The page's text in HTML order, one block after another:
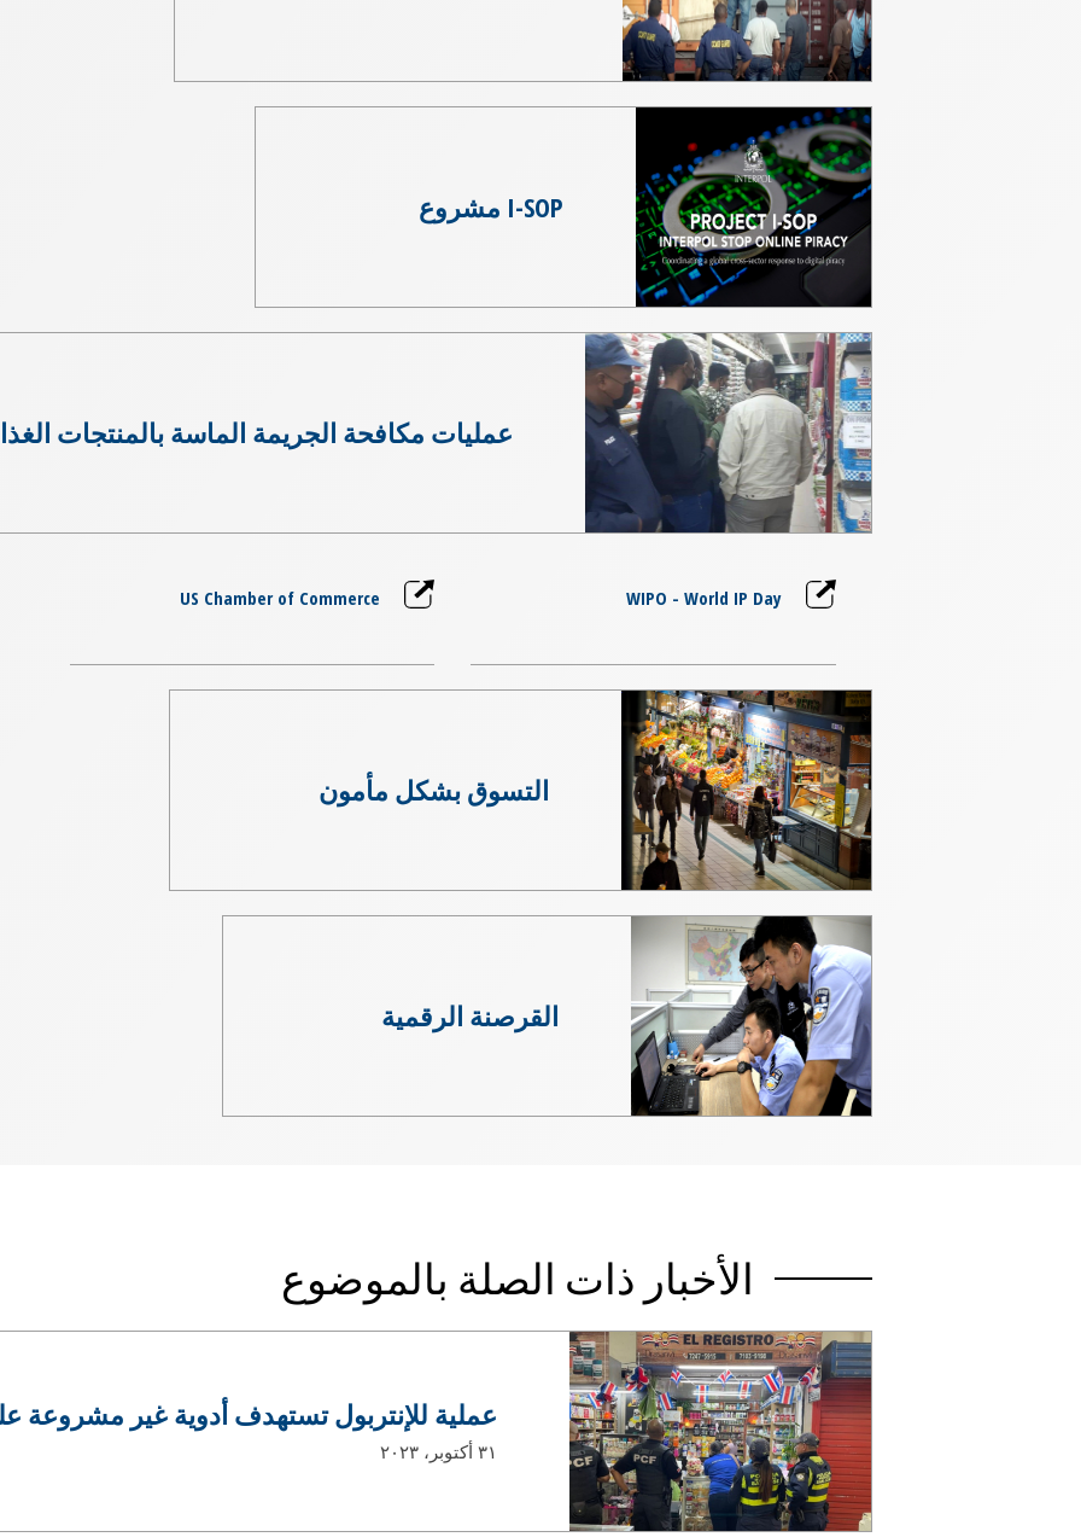
I-SOP مشروع
عمليات مكافحة الجريمة الماسة بالمنتجات
WIPO - World IP Day
US Chamber of Commerce
التسوق بشكل مأمون
القرصنة الرقمية
الأخبار ذات الصلة بالموضوع
عملية للإنتربول تستهدف أدوية غير مشروعة
٣١ أكتوبر، ٢٠٢٣